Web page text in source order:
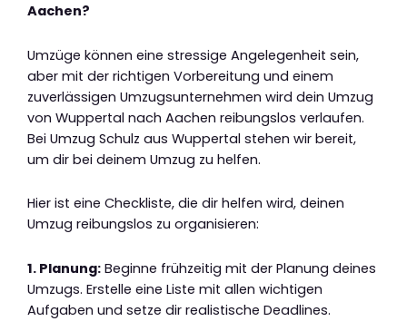
Aachen?
Umzüge können eine stressige Angelegenheit sein,
aber mit der richtigen Vorbereitung und einem
zuverlässigen Umzugsunternehmen wird dein Umzug
von Wuppertal nach Aachen reibungslos verlaufen.
Bei Umzug Schulz aus Wuppertal stehen wir bereit,
um dir bei deinem Umzug zu helfen.
Hier ist eine Checkliste, die dir helfen wird, deinen
Umzug reibungslos zu organisieren:
1. Planung: Beginne frühzeitig mit der Planung deines
Umzugs. Erstelle eine Liste mit allen wichtigen
Aufgaben und setze dir realistische Deadlines.